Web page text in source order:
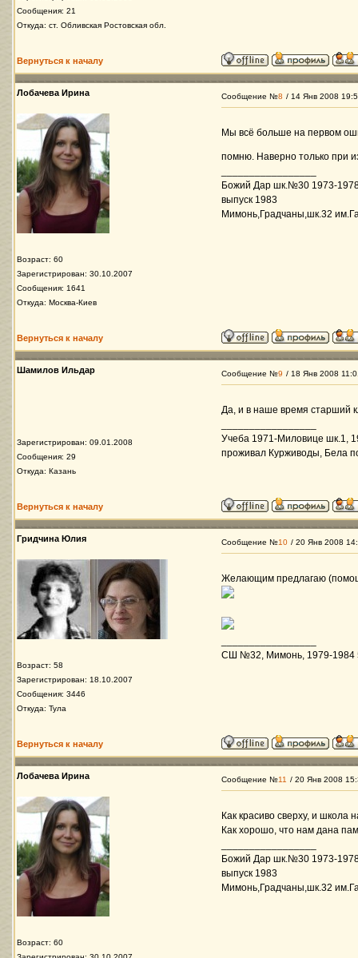
Сообщения: 21
Откуда: ст. Обливская Ростовская обл.
Вернуться к началу
Лобачева Ирина
Возраст: 60
Зарегистрирован: 30.10.2007
Сообщения: 1641
Откуда: Москва-Киев
Сообщение №8 / 14 Янв 2008
Мы всё больше на первом
помню. Наверно только при
Божий Дар шк.№30 1973-
выпуск 1983
Мимонь,Градчаны,шк.32
Вернуться к началу
Шамилов Ильдар
Зарегистрирован: 09.01.2008
Сообщения: 29
Откуда: Казань
Сообщение №9 / 18 Янв 2008
Да, и в наше время старший
Учеба 1971-Миловице шк.1,
проживал Курживоды, Бела
Вернуться к началу
Гридчина Юлия
Возраст: 58
Зарегистрирован: 18.10.2007
Сообщения: 3446
Откуда: Тула
Сообщение №10 / 20 Янв 2008
Желающим предлагаю
СШ №32, Мимонь, 1979-1984
Вернуться к началу
Лобачева Ирина
Возраст: 60
Сообщение №11 / 20 Янв 2008
Как красиво сверху, и
Как хорошо, что нам дана
Божий Дар шк.№30 1973-
выпуск 1983
Мимонь,Градчаны,шк.32